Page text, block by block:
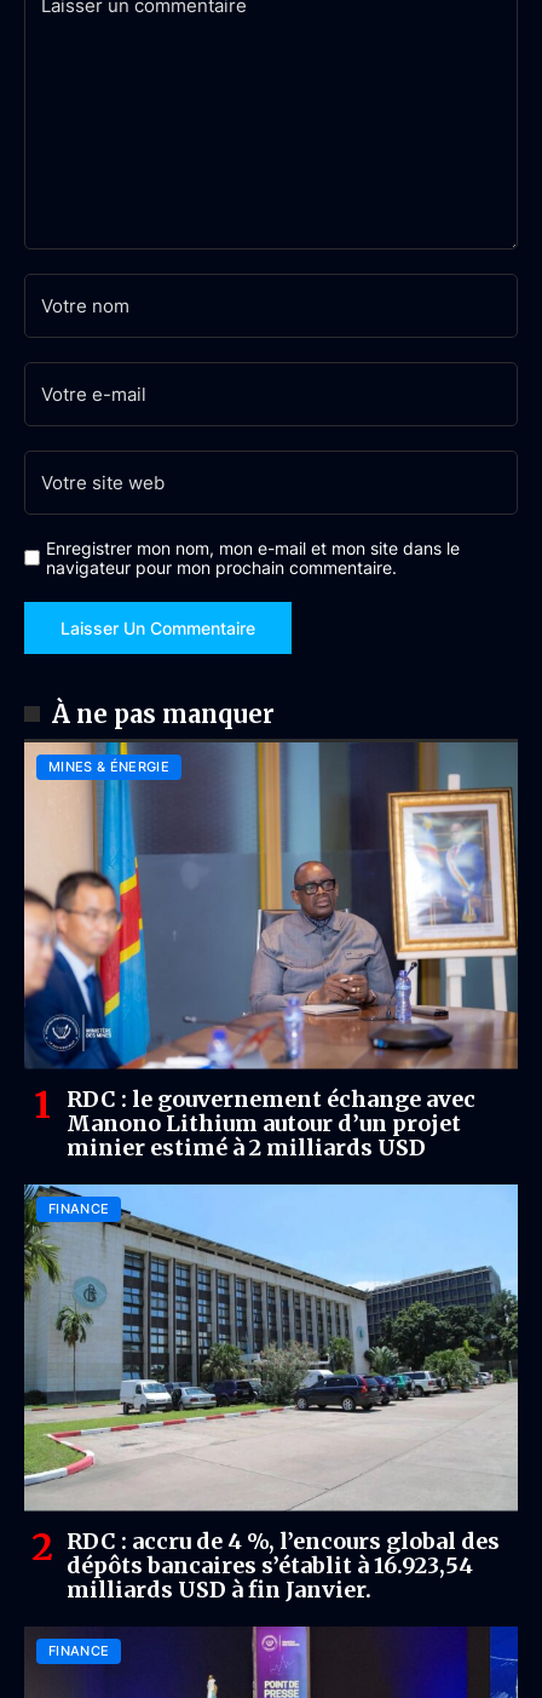
Enregistrer mon nom, mon e-mail et mon site dans le
navigateur pour mon prochain commentaire.
À ne pas manquer
MINES & ÉNERGIE
RDC : le gouvernement échange avec
Manono Lithium autour d’un projet
minier estimé à 2 milliards USD
FINANCE
RDC : accru de 4 %, l’encours global des
dépôts bancaires s’établit à 16.923,54
milliards USD à fin Janvier.
FINANCE